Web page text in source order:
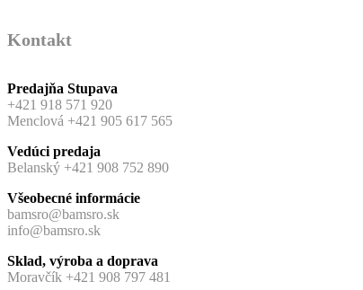
Kontakt
Predajňa Stupava
+421 918 571 920
Menclová +421 905 617 565
Vedúci predaja
Belanský +421 908 752 890
Všeobecné informácie
bamsro@bamsro.sk
info@bamsro.sk
Sklad, výroba a doprava
Moravčík +421 908 797 481